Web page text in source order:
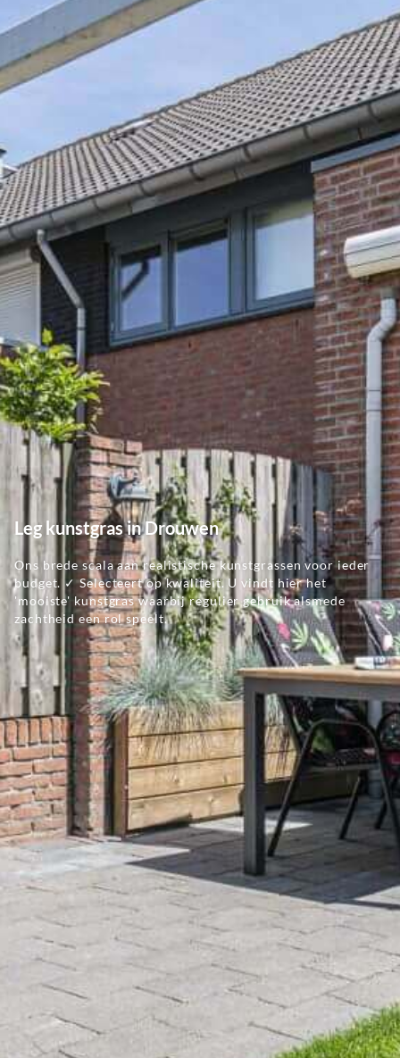
Leg kunstgras in Drouwen
Ons brede scala aan realistische kunstgrassen voor ieder
budget. ✓ Selecteert op kwaliteit. U vindt hier het
'mooiste' kunstgras waarbij regulier gebruik alsmede
zachtheid een rol speelt.